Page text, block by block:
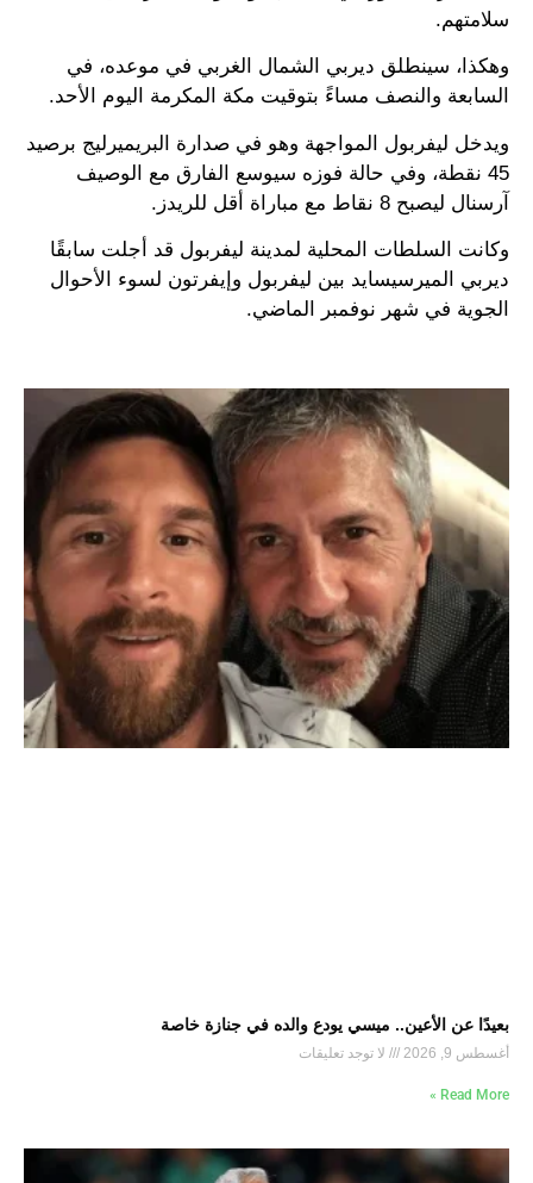
سلامتهم.
وهكذا، سينطلق ديربي الشمال الغربي في موعده، في
السابعة والنصف مساءً بتوقيت مكة المكرمة اليوم الأحد.
ويدخل ليفربول المواجهة وهو في صدارة البريميرليج برصيد
45 نقطة، وفي حالة فوزه سيوسع الفارق مع الوصيف
آرسنال ليصبح 8 نقاط مع مباراة أقل للريدز.
وكانت السلطات المحلية لمدينة ليفربول قد أجلت سابقًا
ديربي الميرسيسايد بين ليفربول وإيفرتون لسوء الأحوال
الجوية في شهر نوفمبر الماضي.
بعيدًا عن الأعين.. ميسي يودع والده في جنازة خاصة
أغسطس 9, 2026 لا توجد تعليقات
Read More »